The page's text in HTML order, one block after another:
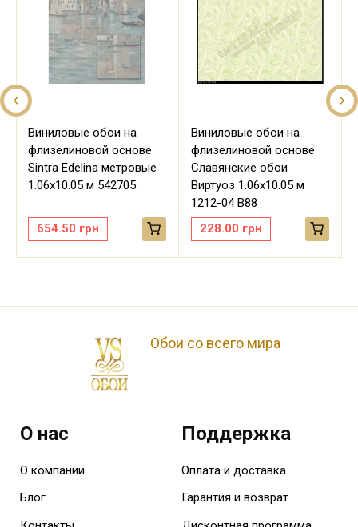
Виниловые обои на
флизелиновой основе
Sintra Edelina метровые
1.06х10.05 м 542705
654.50 грн
Виниловые обои на
флизелиновой основе
Славянские обои
Виртуоз 1.06х10.05 м
1212-04 В88
228.00 грн
Обои со всего мира
О нас
О компании
Блог
Поддержка
Оплата и доставка
Гарантия и возврат